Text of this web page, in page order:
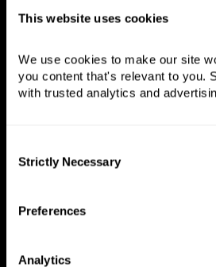
This website uses cookies
We use cookies to make our site
you content that's relevant to you.
with trusted analytics and
Selection
Strictly Necessary
Preferences
Analytics
Изпращайте пари в
комисионна, плащайте с
карта
— просто и без стрес.